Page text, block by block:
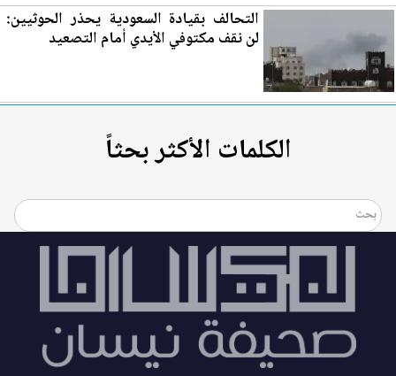
التحالف بقيادة السعودية يحذر الحوثيين:
لن نقف مكتوفي الأيدي أمام التصعيد
الكلمات الأكثر بحثاً